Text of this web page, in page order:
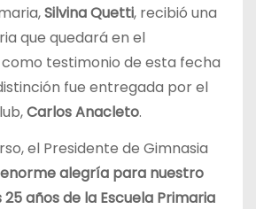
Silvina Quetti, recibió una
que quedará en el
testimonio de esta fecha
fue entregada por el
Carlos Anacleto.
el Presidente de Gimnasia
enorme alegría para nuestro
años de la Escuela Primaria